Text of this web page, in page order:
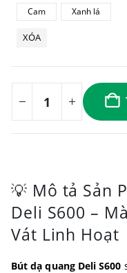
Cam
Xanh lá
XÓA
💡 Mô tả Sản
Deli S600 –
Vát Linh Hoạt
Bút dạ quang Deli S600